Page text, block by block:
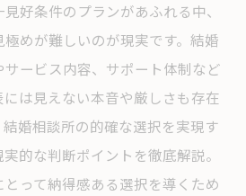
好条件のプランがあふれる中、
めが難しいのが現実です。結婚
ービス内容、サポート体制など
は見えない本音や厳しさも存在
婚相談所の的確な選択を実現す
的な判断ポイントを徹底解説。
って納得感ある選択を導くため